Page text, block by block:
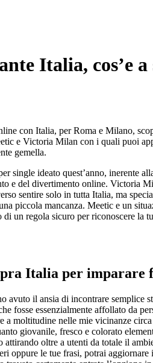
Italia, cos’e a
con Italia, per Roma e Milano,
e Victoria Milan con i quali puoi
gemella.
single ideato quest’anno, inerente
e del divertimento online. Victoria
sentire solo in tutta Italia, ma
piccola mancanza. Meetic e un
un regola sicuro per riconoscere la
Italia per imparare
avuto il ansia di incontrare semplice
fosse essenzialmente affollato da
a moltitudine nelle mie vicinanze
giovanile, fresco e colorato
oltre a utenti da totale il
oppure le tue frasi, potrai